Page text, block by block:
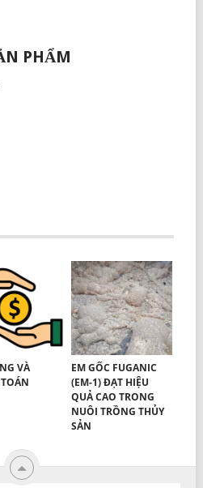
PHẨM
VÀ
EM GỐC FUGANIC
(EM-1) ĐẠT HIỆU
QUẢ CAO TRONG
NUÔI TRỒNG THỦY
SẢN